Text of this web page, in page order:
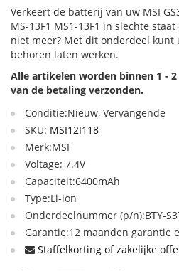
Verkeert de batterij van uw MSI
MS-13F1 MS1-13F1 in slechte
niet meer? Met dit onderdeel kunt
behoren laten werken.
Alle artikelen worden binnen 1 -
van de betaling verzonden.
Conditie:Nieuw, Vervangende
SKU: MSI12I118
Merk:MSI
Voltage: 7.4V
Capaciteit:6400mAh
Type:Li-ion
Onderdeelnummer (p/n):BTY-
Garantie:12 maanden garantie
Staffelkorting of zakelijke